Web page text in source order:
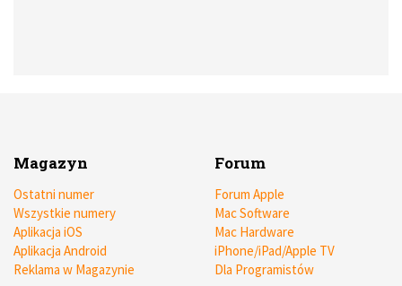
Magazyn
Ostatni numer
Wszystkie numery
Aplikacja iOS
Aplikacja Android
Reklama w Magazynie
Forum
Forum Apple
Mac Software
Mac Hardware
iPhone/iPad/Apple TV
Dla Programistów